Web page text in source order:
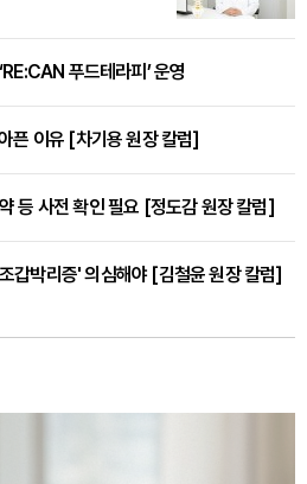
푸드테라피’ 운영
픈 이유 [차기용 원장 칼럼]
등 사전 확인 필요 [정도감 원장 칼럼]
갑박리증' 의심해야 [김철윤 원장 칼럼]